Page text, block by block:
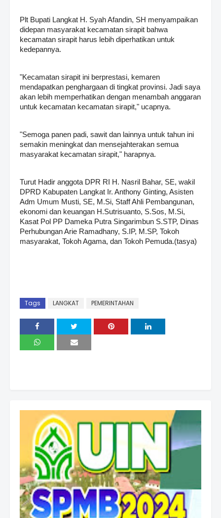
Plt Bupati Langkat H. Syah Afandin, SH menyampaikan
didepan masyarakat kecamatan sirapit bahwa
kecamatan sirapit harus lebih diperhatikan untuk
kedepannya.
"Kecamatan sirapit ini berprestasi, kemaren
mendapatkan penghargaan di tingkat provinsi. Jadi saya
akan lebih memperhatikan dengan menambah anggaran
untuk kecamatan kecamatan sirapit," ucapnya.
"Semoga panen padi, sawit dan lainnya untuk tahun ini
semakin meningkat dan mensejahterakan semua
masyarakat kecamatan sirapit," harapnya.
Turut Hadir anggota DPR RI H. Nasril Bahar, SE, wakil
DPRD Kabupaten Langkat Ir. Anthony Ginting, Asisten
Adm Umum Musti, SE, M.Si, Staff Ahli Pembangunan,
ekonomi dan keuangan H.Sutrisuanto, S.Sos, M.Si,
Kasat Pol PP Dameka Putra Singarimbun S.STP, Dinas
Perhubungan Arie Ramadhany, S.IP, M.SP, Tokoh
masyarakat, Tokoh Agama, dan Tokoh Pemuda.(tasya)
Tags LANGKAT PEMERINTAHAN